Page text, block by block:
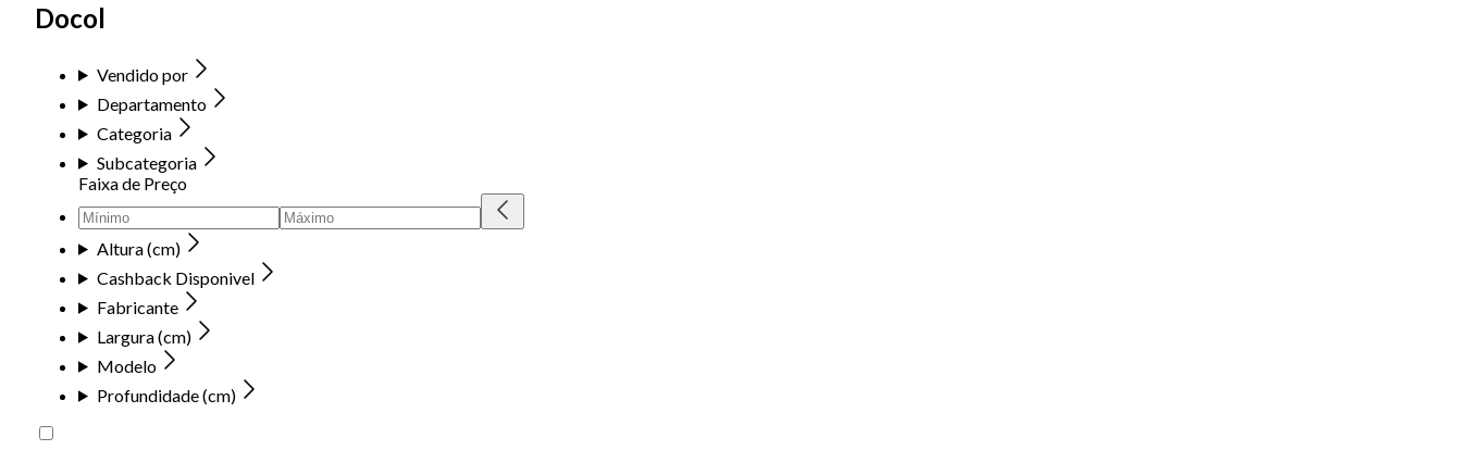
Docol
Vendido por
Departamento
Categoria
Subcategoria
Faixa de Preço
Altura (cm)
Cashback Disponivel
Fabricante
Largura (cm)
Modelo
Profundidade (cm)